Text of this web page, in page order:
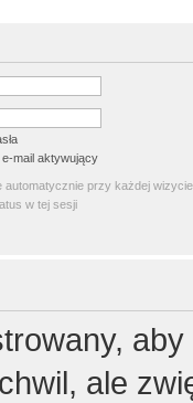
mail aktywujący
automatycznie przy każdej wizycie
w tej sesji
ale